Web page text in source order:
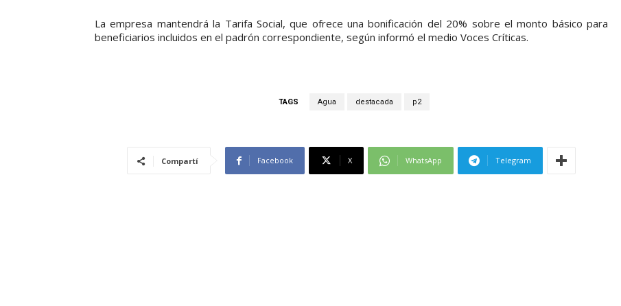
La empresa mantendrá la Tarifa Social, que ofrece una bonificación del 20% sobre el monto básico para
beneficiarios incluidos en el padrón correspondiente, según informó el medio Voces Críticas.
TAGS Agua destacada p2
Compartí Facebook X WhatsApp Telegram